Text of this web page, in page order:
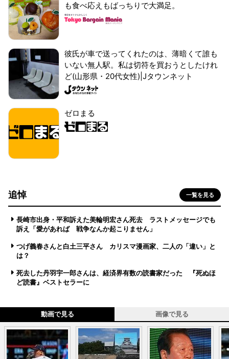
も食べ応えもばっちりで大満足。
彼氏が車で送ってくれたのは、薄暗くて誰も
いない無人駅。私は切符を買おうとしたけれ
ど(山形県・20代女性)|Jタウンネット
ゼロまる
追悼 一覧を見る
長崎市出身・平和訴えた美輪明宏さん死去 ラストメッセージでも
訴え「愛があれば 戦争なんか起こりません」
つげ義春さんと白土三平さん カリスマ漫画家、二人の「違い」と
は？
死去した丹羽宇一郎さんは、経済界有数の読書家だった 『死ぬほ
ど読書』ベストセラーに
動画で見る 画像で見る